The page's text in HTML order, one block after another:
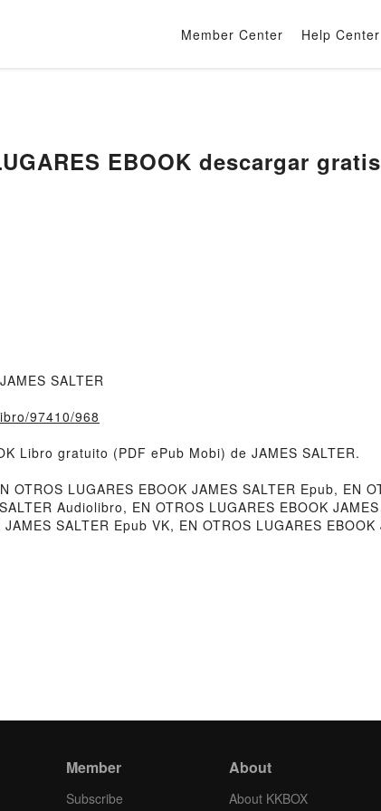
Member Center Help Center
[PDF] EN OTROS LUGARES EBOOK descargar gratis
SALTER
97410/968
Libro gratuito (PDF ePub Mobi) de JAMES SALTER.
OTROS LUGARES EBOOK JAMES SALTER Epub, EN
Audiolibro, EN OTROS LUGARES EBOOK
SALTER Epub VK, EN OTROS LUGARES
Member
Subscribe
About
About KKBOX